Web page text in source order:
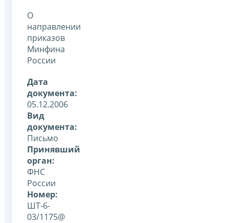
О
направлении
приказов
Минфина
России
Дата
документа:
05.12.2006
Вид
документа:
Письмо
Принявший
орган:
ФНС
России
Номер:
ШТ-6-
03/1175@